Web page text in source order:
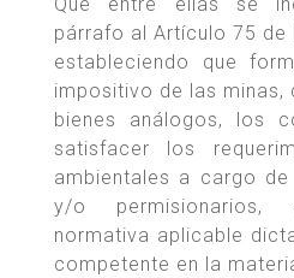
párrafo al Artículo 75 de
estableciendo que
impositivo de las minas,
bienes análogos, los
satisfacer los
ambientales a cargo
y/o
normativa aplicable
competente en la